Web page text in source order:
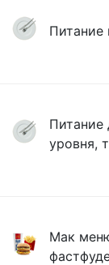
Питание
Питание
уровня,
Мак